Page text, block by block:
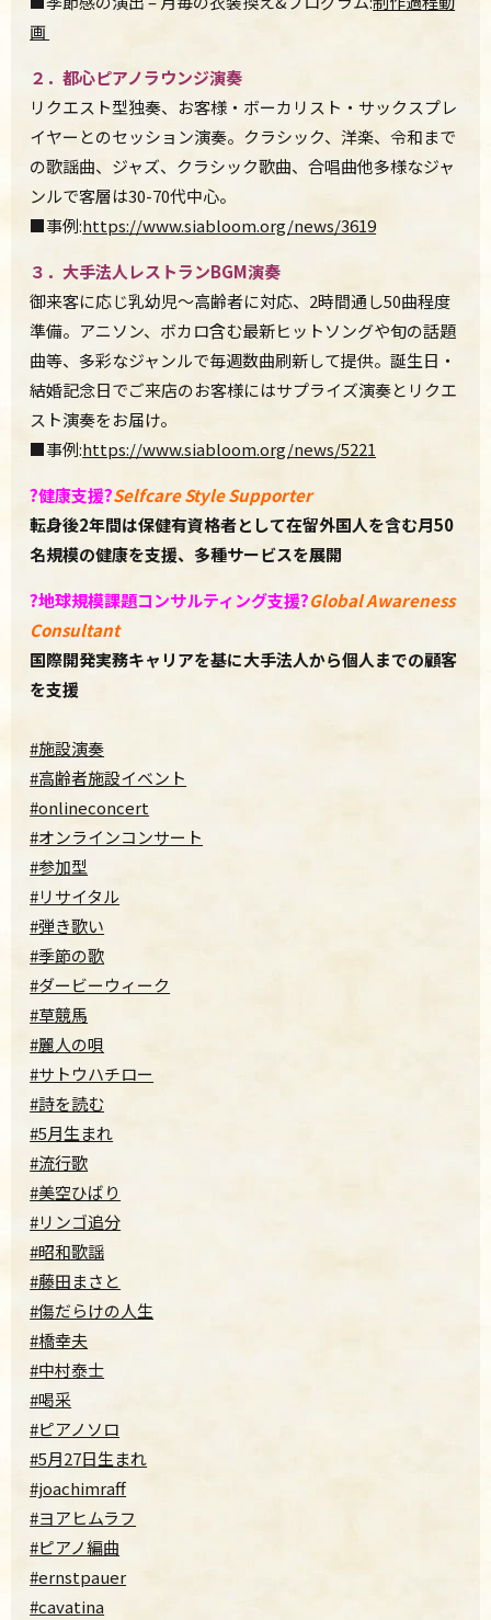
画
２．都心ピアノラウンジ演奏
リクエスト型独奏、お客様・ボーカリスト・サックスプレ
イヤーとのセッション演奏。クラシック、洋楽、令和まで
の歌謡曲、ジャズ、クラシック歌曲、合唱曲他多様なジャ
ンルで客層は30-70代中心。
■事例:https://www.siabloom.org/news/3619
３．大手法人レストランBGM演奏
御来客に応じ乳幼児〜高齢者に対応、2時間通し50曲程度
準備。アニソン、ボカロ含む最新ヒットソングや旬の話題
曲等、多彩なジャンルで毎週数曲刷新して提供。誕生日・
結婚記念日でご来店のお客様にはサプライズ演奏とリクエ
スト演奏をお届け。
■事例:https://www.siabloom.org/news/5221
?健康支援?Selfcare Style Supporter
転身後2年間は保健有資格者として在留外国人を含む月50
名規模の健康を支援、多種サービスを展開
?️地球規模課題コンサルティング支援?Global Awareness
Consultant
国際開発実務キャリアを基に大手法人から個人までの顧客
を支援
#施設演奏
#高齢者施設イベント
#onlineconcert
#オンラインコンサート
#参加型
#リサイタル
#弾き歌い
#季節の歌
#ダービーウィーク
#草競馬
#麗人の唄
#サトウハチロー
#詩を読む
#5月生まれ
#流行歌
#美空ひばり
#リンゴ追分
#昭和歌謡
#藤田まさと
#傷だらけの人生
#橋幸夫
#中村泰士
#喝采
#ピアノソロ
#5月27日生まれ
#joachimraff
#ヨアヒムラフ
#ピアノ編曲
#ernstpauer
#cavatina